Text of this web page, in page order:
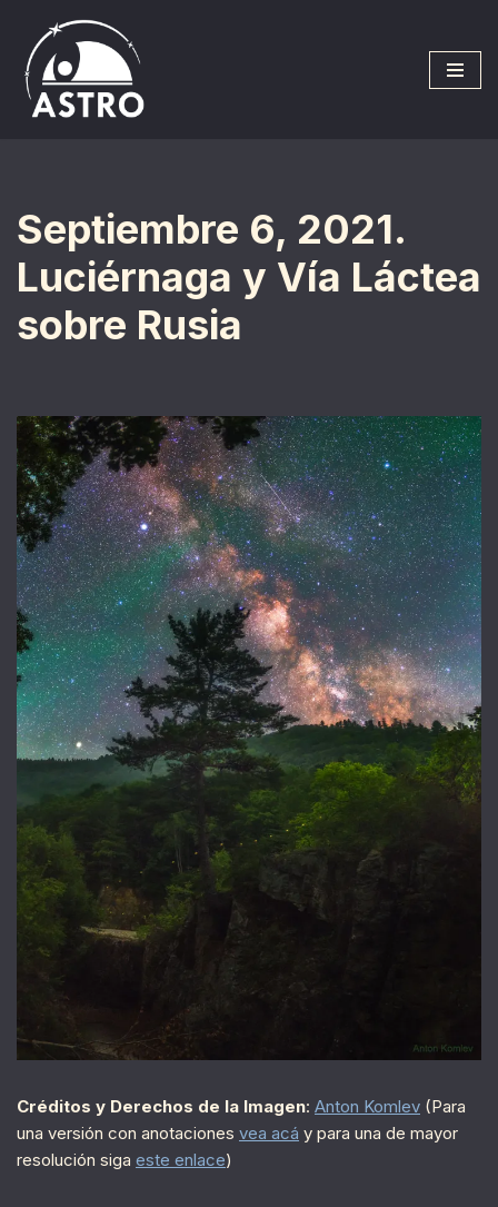
Saltar
al
contenido
Septiembre 6, 2021.
Luciérnaga y Vía Láctea
sobre Rusia
Créditos y Derechos de la Imagen: Anton Komlev (Para
una versión con anotaciones vea acá y para una de mayor
resolución siga este enlace)